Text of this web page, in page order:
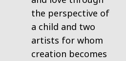
the perspective of
a child and two
artists for whom
creation becomes